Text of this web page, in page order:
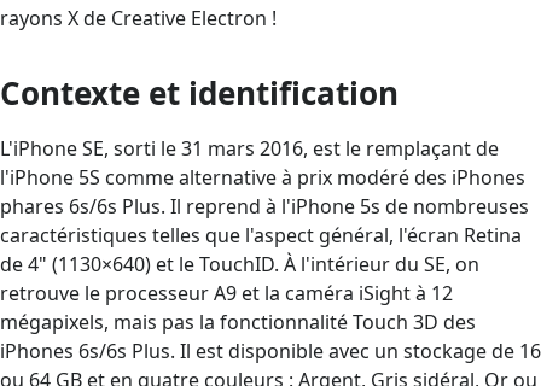
rayons X de Creative Electron !
Contexte et identification
L'iPhone SE, sorti le 31 mars 2016, est le remplaçant de
l'iPhone 5S comme alternative à prix modéré des iPhones
phares 6s/6s Plus. Il reprend à l'iPhone 5s de nombreuses
caractéristiques telles que l'aspect général, l'écran Retina
de 4" (1130×640) et le TouchID. À l'intérieur du SE, on
retrouve le processeur A9 et la caméra iSight à 12
mégapixels, mais pas la fonctionnalité Touch 3D des
iPhones 6s/6s Plus. Il est disponible avec un stockage de 16
ou 64 GB et en quatre couleurs : Argent, Gris sidéral, Or ou